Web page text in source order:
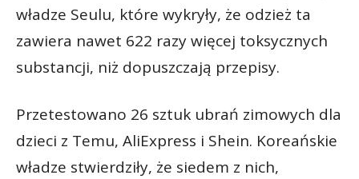
władze Seulu, które wykryły, że odzież ta
zawiera nawet 622 razy więcej toksycznych
substancji, niż dopuszczają przepisy.
Przetestowano 26 sztuk ubrań zimowych dla
dzieci z Temu, AliExpress i Shein. Koreańskie
władze stwierdziły, że siedem z nich,